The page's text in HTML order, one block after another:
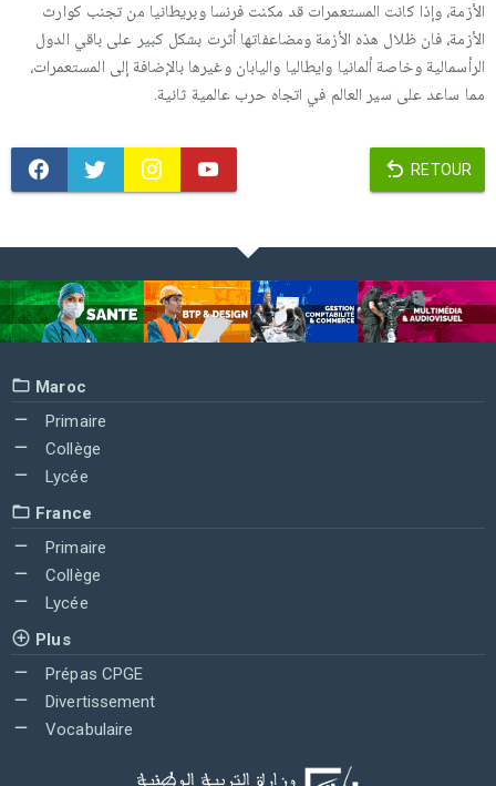
الأزمة، وإذا كانت المستعمرات قد مكنت فرنسا وبريطانيا من تجنب كوارث
الأزمة، فان ظلال هذه الأزمة ومضاعفاتها أثرت بشكل كبير على باقي الدول
الرأسمالية وخاصة ألمانيا وايطاليا واليابان وغيرها بالإضافة إلى المستعمرات،
مما ساعد على سير العالم في اتجاه حرب عالمية ثانية.
RETOUR
Maroc
Primaire
Collège
Lycée
France
Primaire
Collège
Lycée
Plus
Prépas CPGE
Divertissement
Vocabulaire